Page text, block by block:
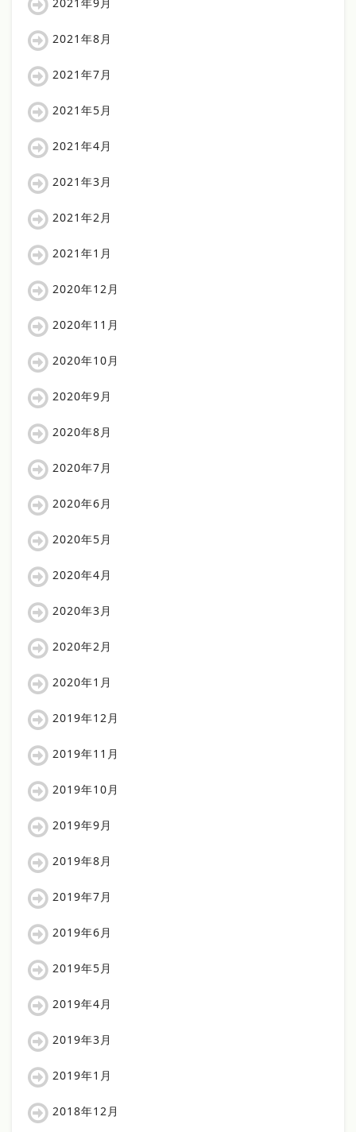
2021年8月
2021年7月
2021年5月
2021年4月
2021年3月
2021年2月
2021年1月
2020年12月
2020年11月
2020年10月
2020年9月
2020年8月
2020年7月
2020年6月
2020年5月
2020年4月
2020年3月
2020年2月
2020年1月
2019年12月
2019年11月
2019年10月
2019年9月
2019年8月
2019年7月
2019年6月
2019年5月
2019年4月
2019年3月
2019年1月
2018年12月